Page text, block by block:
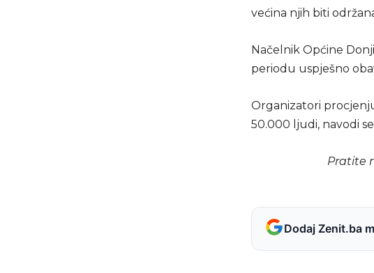
većina njih biti
Načelnik Općine
periodu uspješno
Organizatori
50.000 ljudi, navodi
Pratite
Dodaj Zenit.ba